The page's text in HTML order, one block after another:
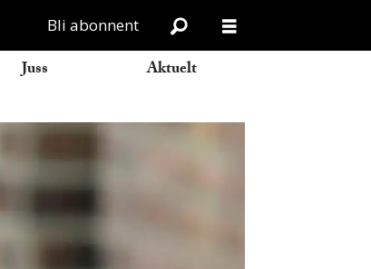
Bli abonnent
Juss Aktuelt